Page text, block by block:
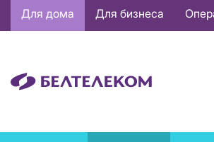
Основная
навигация
Для дома Для бизнеса